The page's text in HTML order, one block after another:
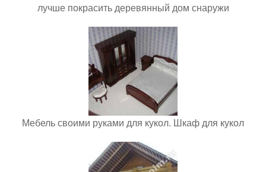
лучше покрасить деревянный дом снаружи
Мебель своими руками для кукол. Шкаф для кукол